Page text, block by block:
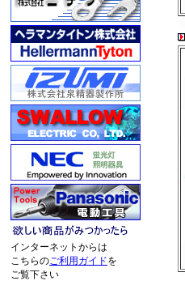
インターネットからは
こちらのご利用ガイドを
ご覧下さい